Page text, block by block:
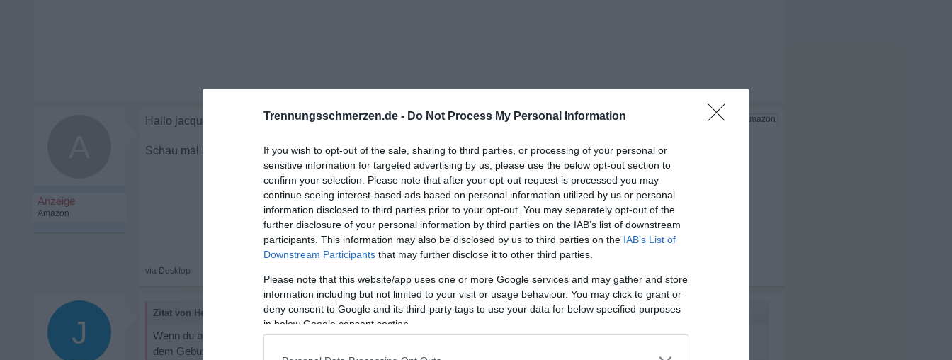
Trennungsschmerzen.de - Do Not Process My Personal Information
If you wish to opt-out of the sale, sharing to third parties, or processing of your personal or
sensitive information for targeted advertising by us, please use the below opt-out section to
confirm your selection. Please note that after your opt-out request is processed you may
continue seeing interest-based ads based on personal information utilized by us or personal
information disclosed to third parties prior to your opt-out. You may separately opt-out of the
further disclosure of your personal information by third parties on the IAB’s list of downstream
participants. This information may also be disclosed by us to third parties on the IAB’s List of
Downstream Participants that may further disclose it to other third parties.
Please note that this website/app uses one or more Google services and may gather and store
information including but not limited to your visit or usage behaviour. You may click to grant or
deny consent to Google and its third-party tags to use your data for below specified purposes
in below Google consent section.
Er schreibt wenig auf Nachrichten - will er mehr?
J
Zitat von Heffalump:
Wenn du bist Dienstag bleibst, er aber Samstag Geburtstag hat - dann schaffst du es ja nicht? Oder meinst du den Dienstag vor
dem Geburtstagssamstag? ...